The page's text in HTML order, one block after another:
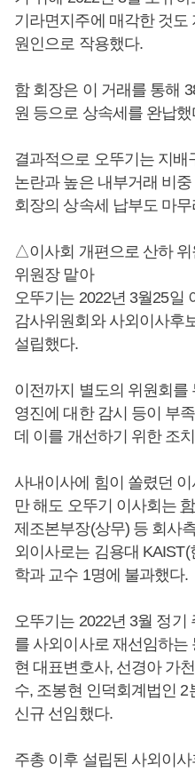
기라면지주에 매각한 것
원인으로 작용했다.
함 회장은 이 거래를 통해
원 등으로 상속세를 완납했
결과적으로 오뚜기는 지
논란과 높은 내부거래 비
회장의 상속세 납부도 마
△이사회 개편으로 산하 위
위원장 맡아
오뚜기는 2022년 3월25일
감사위원회와 사외이사후
설립했다.
이전까지 별도의 위원회를
영진에 대한 감시 등이 부
데 이를 개선하기 위한 조
사내이사에 힘이 쏠렸던
만 해도 오뚜기 이사회는
제조본부장(상무) 등 회사
외이사로는 김용대
학과 교수 1명에 불과했다.
오뚜기는 2022년 3월 정
를 사외이사로 재선임하
현 대표변호사, 선경아 가
수, 조봉현 인덕회계법인
신규 선임했다.
주총 이후 설립된 사외이